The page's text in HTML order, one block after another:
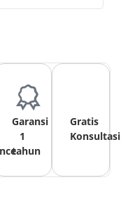
Garansi
1
tahun
Gratis
Konsultasi